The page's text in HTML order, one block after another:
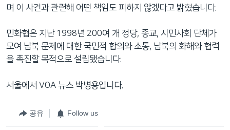
며 이 사건과 관련해 어떤 책임도 피하지 않겠다고 밝혔습니다.
민화협은 지난 1998년 200여 개 정당, 종교, 시민사회 단체가
모여 남북 문제에 대한 국민적 합의와 소통, 남북의 화해와 협력
을 촉진할 목적으로 설립됐습니다.
서울에서 VOA 뉴스 박병용입니다.
공유 Follow us